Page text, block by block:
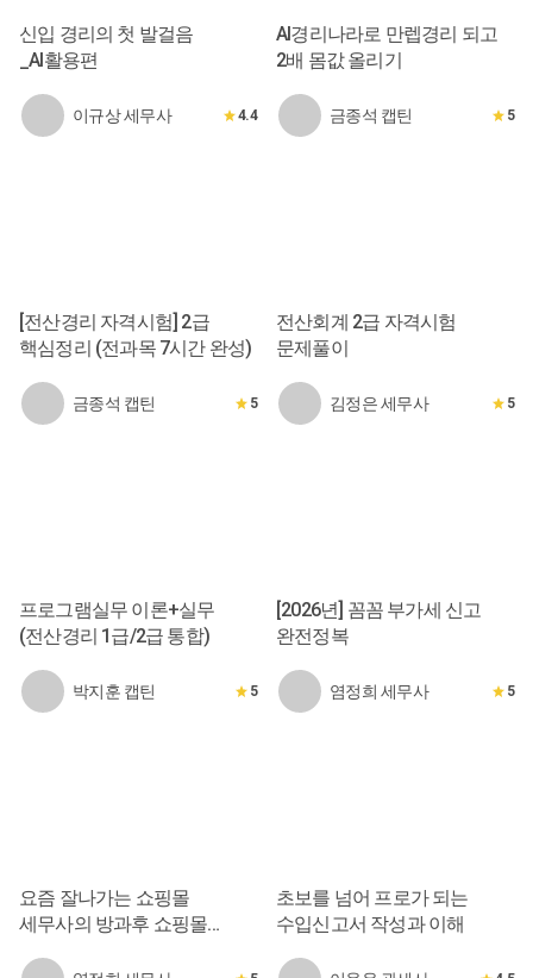
신입 경리의 첫 발걸음
_AI활용편
이규상 세무사 4.4
AI경리나라로 만렙경리 되고
2배 몸값 올리기
금종석 캡틴 5
[전산경리 자격시험] 2급
핵심정리 (전과목 7시간 완성)
금종석 캡틴 5
전산회계 2급 자격시험
문제풀이
김정은 세무사 5
프로그램실무 이론+실무
(전산경리 1급/2급 통합)
박지훈 캡틴 5
[2026년] 꼼꼼 부가세 신고
완전정복
염정희 세무사 5
요즘 잘나가는 쇼핑몰
세무사의 방과후 쇼핑몰
초보를 넘어 프로가 되는
수입신고서 작성과 이해